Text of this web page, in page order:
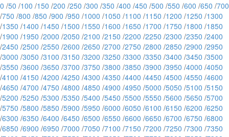
0 /50 /100 /150 /200 /250 /300 /350 /400 /450 /500 /550 /600 /650 /700
/750 /800 /850 /900 /950 /1000 /1050 /1100 /1150 /1200 /1250 /1300
/1350 /1400 /1450 /1500 /1550 /1600 /1650 /1700 /1750 /1800 /1850
/1900 /1950 /2000 /2050 /2100 /2150 /2200 /2250 /2300 /2350 /2400
/2450 /2500 /2550 /2600 /2650 /2700 /2750 /2800 /2850 /2900 /2950
/3000 /3050 /3100 /3150 /3200 /3250 /3300 /3350 /3400 /3450 /3500
/3550 /3600 /3650 /3700 /3750 /3800 /3850 /3900 /3950 /4000 /4050
/4100 /4150 /4200 /4250 /4300 /4350 /4400 /4450 /4500 /4550 /4600
/4650 /4700 /4750 /4800 /4850 /4900 /4950 /5000 /5050 /5100 /5150
/5200 /5250 /5300 /5350 /5400 /5450 /5500 /5550 /5600 /5650 /5700
/5750 /5800 /5850 /5900 /5950 /6000 /6050 /6100 /6150 /6200 /6250
/6300 /6350 /6400 /6450 /6500 /6550 /6600 /6650 /6700 /6750 /6800
/6850 /6900 /6950 /7000 /7050 /7100 /7150 /7200 /7250 /7300 /7350